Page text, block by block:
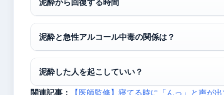
泥酔から回復する時間
泥酔と急性アルコール中毒の関係は？
泥酔した人を起こしていい？
関連記事：
【医師監修】寝てる時に「んっ」と声が